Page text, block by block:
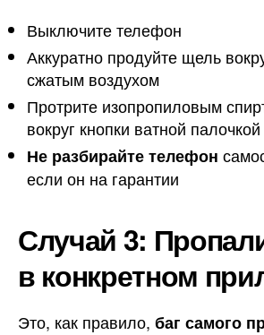
Выключите телефон
Аккуратно продуйте щель
сжатым воздухом
Протрите изопропиловым
вокруг кнопки ватной палочкой
Не разбирайте телефон
если он на гарантии
Случай 3:
в конкретном
Это, как правило, баг самого